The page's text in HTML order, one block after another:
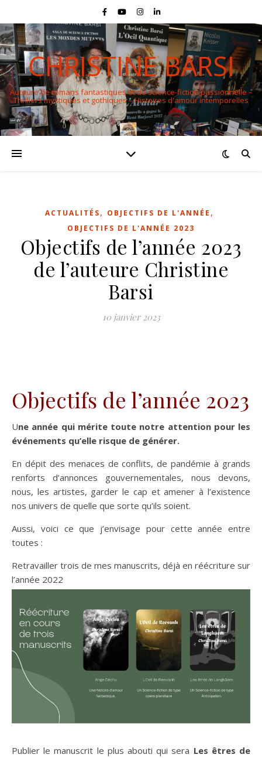
CHRISTINE BARSI
Auteure de romans fantastiques et de science-fiction passionnelle –
Thrillers mystiques et gothiques – Histoires d'amour intemporelles
ACTUALITÉS, OBJECTIFS DE L'ANNÉE ,
OBJECTIFS DE L'ANNÉE 2023
Objectifs de l’année 2023
de l’auteure Christine
Barsi
10 janvier 2023
Objectifs de l’année 2023
Une année qui mérite toute notre attention pour les
événements qu’elle risque de générer.
En dépit des menaces de conflits, de pandémie à grands
renforts d’annonces gouvernementales, nous devons,
nous, les artistes, garder le cap et amener à l’existence
nos univers de quelle que sorte qu’ils soient.
Aussi, voici ce que j’envisage pour cette année entre
toutes :
Retravailler trois de mes manuscrits, déjà en réécriture sur
l’année 2022
Publier le manuscrit le plus abouti qui sera Les êtres de